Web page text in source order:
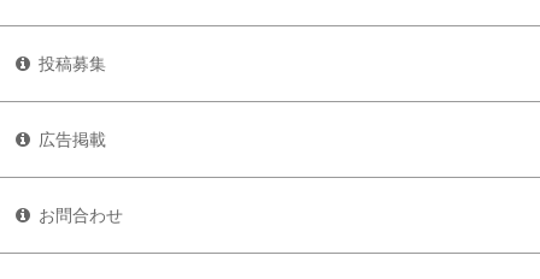
投稿募集
広告掲載
お問合わせ